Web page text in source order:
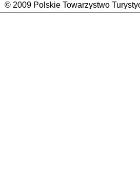
© 2009 Polskie Towarzystwo